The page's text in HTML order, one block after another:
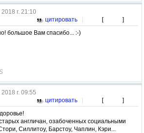
г. 21:10
цитировать
| [
]
большое Вам спасибо... :-)
г. 09:55
цитировать
| [
]
англичан, озабоченных социальными
Силлитоу, Барстоу, Чаплин, Кэри...